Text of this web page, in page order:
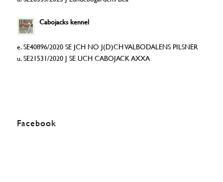
Cabojacks kennel
e. SE40896/2020 SE JCH NO J(D)CH VALBODALENS PILSNER
u. SE21531/2020 J SE UCH CABOJACK AXXA
Facebook